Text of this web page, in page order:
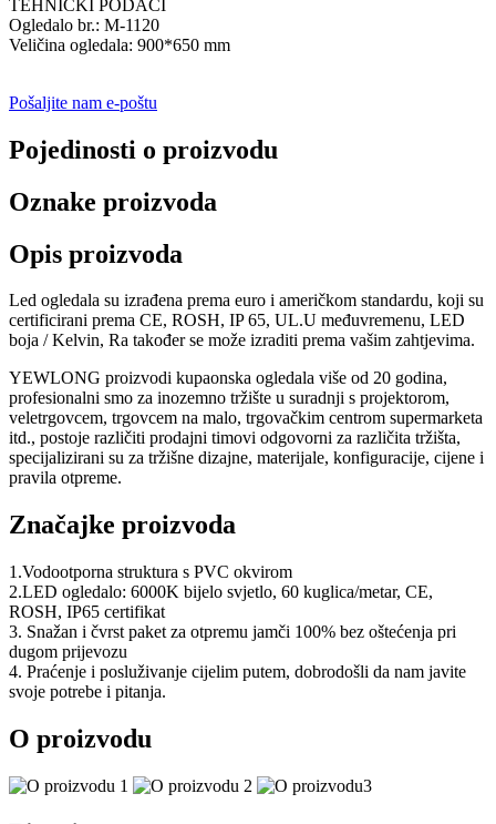
TEHNIČKI PODACI
Ogledalo br.: M-1120
Veličina ogledala: 900*650 mm
Pošaljite nam e-poštu
Pojedinosti o proizvodu
Oznake proizvoda
Opis proizvoda
Led ogledala su izrađena prema euro i američkom standardu, koji su
certificirani prema CE, ROSH, IP 65, UL.U međuvremenu, LED
boja / Kelvin, Ra također se može izraditi prema vašim zahtjevima.
YEWLONG proizvodi kupaonska ogledala više od 20 godina,
profesionalni smo za inozemno tržište u suradnji s projektorom,
veletrgovcem, trgovcem na malo, trgovačkim centrom supermarketa
itd., postoje različiti prodajni timovi odgovorni za različita tržišta,
specijalizirani su za tržišne dizajne, materijale, konfiguracije, cijene i
pravila otpreme.
Značajke proizvoda
1.Vodootporna struktura s PVC okvirom
2.LED ogledalo: 6000K bijelo svjetlo, 60 kuglica/metar, CE,
ROSH, IP65 certifikat
3. Snažan i čvrst paket za otpremu jamči 100% bez oštećenja pri
dugom prijevozu
4. Praćenje i posluživanje cijelim putem, dobrodošli da nam javite
svoje potrebe i pitanja.
O proizvodu